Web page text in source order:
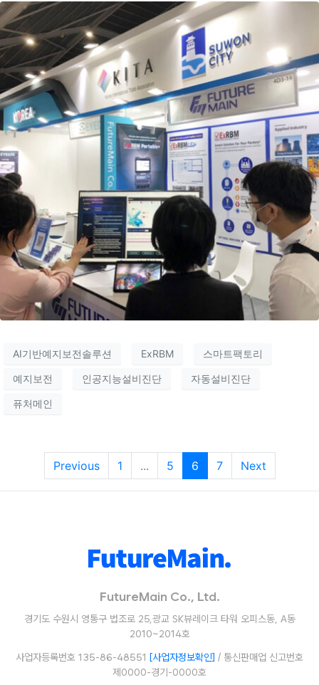
AI기반예지보전솔루션 ExRBM 스마트팩토리
예지보전 인공지능설비진단 자동설비진단
퓨처메인
Previous 1 ... 5 6 7 Next
FutureMain Co., Ltd.
경기도 수원시 영통구 법조로 25,광교 SK뷰레이크 타워 오피스동, A동
2010~2014호
사업자등록번호 135-86-48551 [사업자정보확인] / 통신판매업 신고번호
제0000-경기-0000호